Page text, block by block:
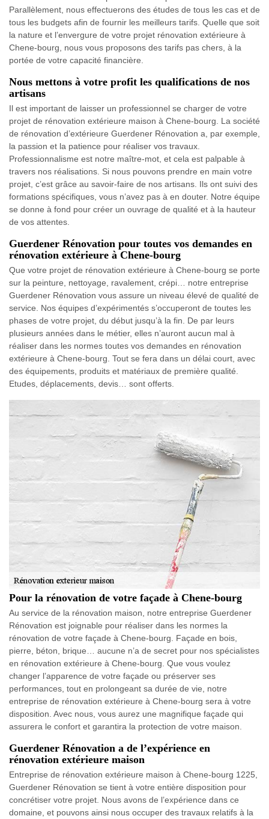
Parallèlement, nous effectuerons des études de tous les cas et de
tous les budgets afin de fournir les meilleurs tarifs. Quelle que soit
la nature et l’envergure de votre projet rénovation extérieure à
Chene-bourg, nous vous proposons des tarifs pas chers, à la
portée de votre capacité financière.
Nous mettons à votre profit les qualifications de nos
artisans
Il est important de laisser un professionnel se charger de votre
projet de rénovation extérieure maison à Chene-bourg. La société
de rénovation d’extérieure Guerdener Rénovation a, par exemple,
la passion et la patience pour réaliser vos travaux.
Professionnalisme est notre maître-mot, et cela est palpable à
travers nos réalisations. Si nous pouvons prendre en main votre
projet, c’est grâce au savoir-faire de nos artisans. Ils ont suivi des
formations spécifiques, vous n’avez pas à en douter. Notre équipe
se donne à fond pour créer un ouvrage de qualité et à la hauteur
de vos attentes.
Guerdener Rénovation pour toutes vos demandes en
rénovation extérieure à Chene-bourg
Que votre projet de rénovation extérieure à Chene-bourg se porte
sur la peinture, nettoyage, ravalement, crépi… notre entreprise
Guerdener Rénovation vous assure un niveau élevé de qualité de
service. Nos équipes d’expérimentés s’occuperont de toutes les
phases de votre projet, du début jusqu’à la fin. De par leurs
plusieurs années dans le métier, elles n’auront aucun mal à
réaliser dans les normes toutes vos demandes en rénovation
extérieure à Chene-bourg. Tout se fera dans un délai court, avec
des équipements, produits et matériaux de première qualité.
Etudes, déplacements, devis… sont offerts.
Pour la rénovation de votre façade à Chene-bourg
Au service de la rénovation maison, notre entreprise Guerdener
Rénovation est joignable pour réaliser dans les normes la
rénovation de votre façade à Chene-bourg. Façade en bois,
pierre, béton, brique… aucune n’a de secret pour nos spécialistes
en rénovation extérieure à Chene-bourg. Que vous voulez
changer l’apparence de votre façade ou préserver ses
performances, tout en prolongeant sa durée de vie, notre
entreprise de rénovation extérieure à Chene-bourg sera à votre
disposition. Avec nous, vous aurez une magnifique façade qui
assurera le confort et garantira la protection de votre maison.
Guerdener Rénovation a de l’expérience en
rénovation extérieure maison
Entreprise de rénovation extérieure maison à Chene-bourg 1225,
Guerdener Rénovation se tient à votre entière disposition pour
concrétiser votre projet. Nous avons de l’expérience dans ce
domaine, et pouvons ainsi nous occuper des travaux relatifs à la